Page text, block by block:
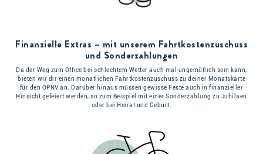
Finanzielle Extras – mit unserem Fahrtkostenzuschuss
und Sonderzahlungen
Da der Weg zum Office bei schlechtem Wetter auch mal ungemütlich sein kann,
bieten wir dir einen monatlichen Fahrtkostenzuschuss zu deiner Monatskarte
für den ÖPNV an. Darüber hinaus müssen gewisse Feste auch in finanzieller
Hinsicht gefeiert werden, so zum Beispiel mit einer Sonderzahlung zu Jubiläen
oder bei Heirat und Geburt.